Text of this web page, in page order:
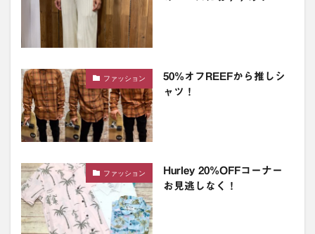
ファッション
50%オフREEFから推しシ
ャツ！
ファッション
Hurley 20%OFFコーナー
お見逃しなく！